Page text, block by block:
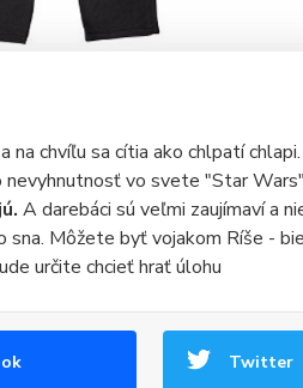
a na chvíľu sa cítia ako chlpatí
vo svete "Star
A darebáci sú veľmi zaujímaví a
Môžete byť vojakom Ríše -
určite chcieť hrať úlohu
Twitter